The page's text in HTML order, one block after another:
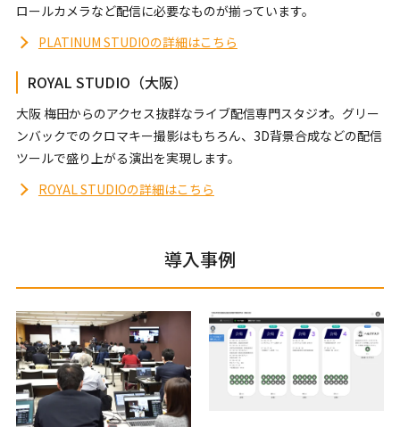
ロールカメラなど配信に必要なものが揃っています。
PLATINUM STUDIOの詳細はこちら
ROYAL STUDIO（大阪）
大阪 梅田からのアクセス抜群なライブ配信専門スタジオ。グリー
ンバックでのクロマキー撮影はもちろん、3D背景合成などの配信
ツールで盛り上がる演出を実現します。
ROYAL STUDIOの詳細はこちら
導入事例